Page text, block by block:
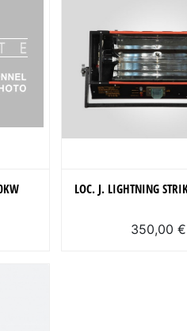
LOC. J. LIGHTNING
350,00 €